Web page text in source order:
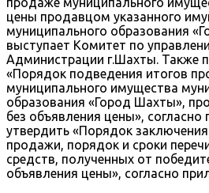
цены продавцом указанного
муниципального образования
выступает Комитет по
Администрации г.Шахты. Также
«Порядок подведения итогов
муниципального имущества
образования «Город Шахты»,
без объявления цены»,
утвердить «Порядок
продажи, порядок и сроки
средств, полученных от
объявления цены», согласно